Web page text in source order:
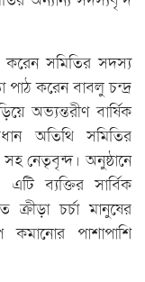
সমিতির সদস্য
করেন বাবলু চন্দ্র
অভ্যন্তরীণ বার্ষিক
অতিথি সমিতির
নেতৃবৃন্দ। অনুষ্ঠানে
ব্যক্তির সার্বিক
চর্চা মানুষের
কমানোর পাশাপাশি